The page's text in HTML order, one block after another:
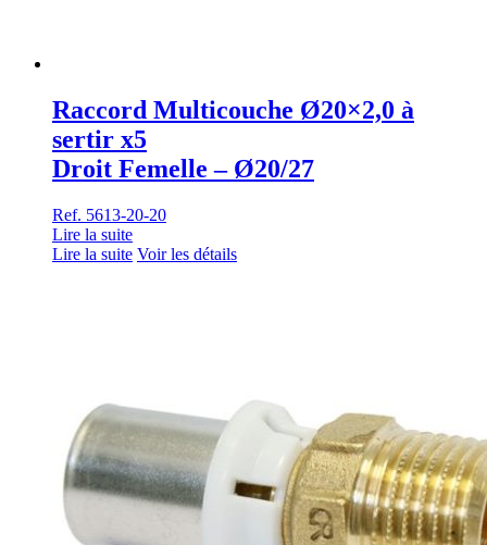
Raccord Multicouche Ø20×2,0 à
sertir x5
Droit Femelle – Ø20/27
Ref. 5613-20-20
Lire la suite
Lire la suite Voir les détails